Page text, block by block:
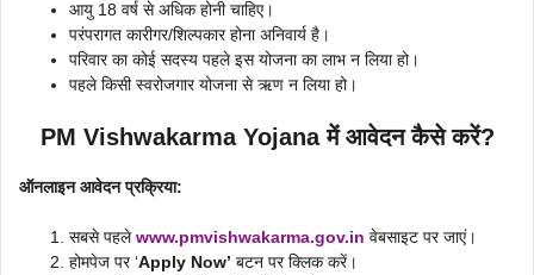
आयु 18 वर्ष से अधिक होनी चाहिए।
परंपरागत कारीगर/शिल्पकार होना अनिवार्य है।
परिवार का कोई सदस्य पहले इस योजना का लाभ न लिया हो।
पहले किसी स्वरोजगार योजना से ऋण न लिया हो।
PM Vishwakarma Yojana में आवेदन कैसे करें?
ऑनलाइन आवेदन प्रक्रिया:
सबसे पहलेwww.pmvishwakarma.gov.in वेबसाइट पर जाएं।
होमपेज पर ‘Apply Now’ बटन पर क्लिक करें।